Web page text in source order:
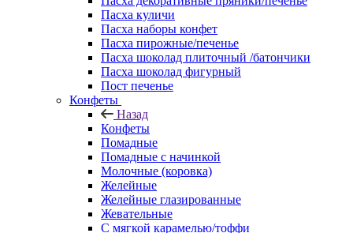
Пасха куличи
Пасха наборы конфет
Пасха пирожные/печенье
Пасха шоколад плиточный /батончики
Пасха шоколад фигурный
Пост печенье
Конфеты
Назад
Конфеты
Помадные
Помадные с начинкой
Молочные (коровка)
Желейные
Желейные глазированные
Жевательные
С мягкой карамелью/тоффи